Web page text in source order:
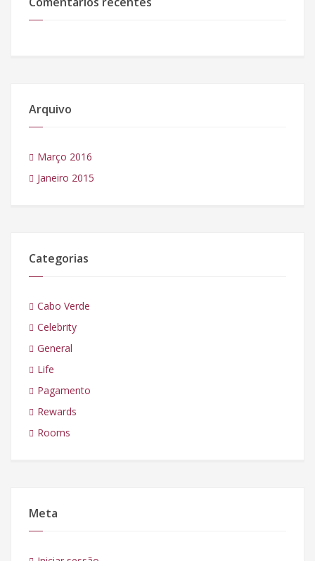
Arquivo
Março 2016
Janeiro 2015
Categorias
Cabo Verde
Celebrity
General
Life
Pagamento
Rewards
Rooms
Meta